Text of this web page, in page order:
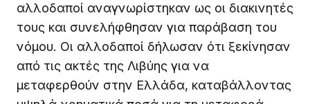
αλλοδαποί αναγνωρίστηκαν ως οι διακινητές
τους και συνελήφθησαν για παράβαση του
νόμου. Οι αλλοδαποί δήλωσαν ότι ξεκίνησαν
από τις ακτές της Λιβύης για να
μεταφερθούν στην Ελλάδα, καταβάλλοντας